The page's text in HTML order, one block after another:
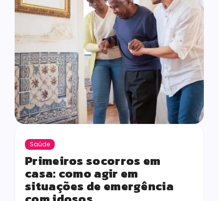
Saúde
Primeiros socorros em
casa: como agir em
situações de emergência